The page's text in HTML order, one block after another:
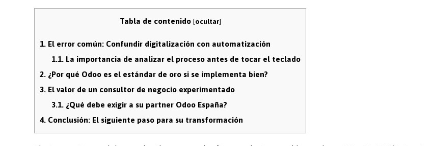
Tabla de contenido [ocultar]
1. El error común: Confundir digitalización con automatización
1.1. La importancia de analizar el proceso antes de tocar el teclado
2. ¿Por qué Odoo es el estándar de oro si se implementa bien?
3. El valor de un consultor de negocio experimentado
3.1. ¿Qué debe exigir a su partner Odoo España?
4. Conclusión: El siguiente paso para su transformación